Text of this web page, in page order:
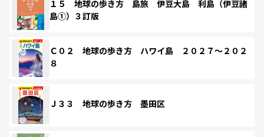
１５ 地球の歩き方 島旅 伊豆大島 利島（伊豆諸
島①）３訂版
Ｃ０２ 地球の歩き方 ハワイ島 ２０２７～２０２
８
Ｊ３３ 地球の歩き方 墨田区